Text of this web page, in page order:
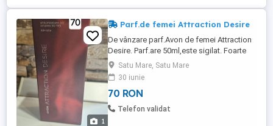
1
Parf.de femei Attraction Desire
De vânzare parf.Avon de femei Attraction
Desire. Parf.are 50ml,este sigilat. Foarte
bun cadou de zi de naștere, de
Valentine's, de 8Martie.
Satu Mare, Satu Mare
30 iunie
70 RON
Telefon validat